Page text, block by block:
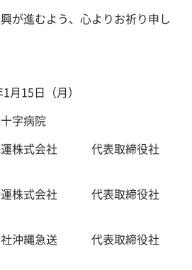
が進むよう、心よりお祈り申し
15日（月）
病院
株式会社 代表取締役社
会社 代表取締役社
急送 代表取締役社